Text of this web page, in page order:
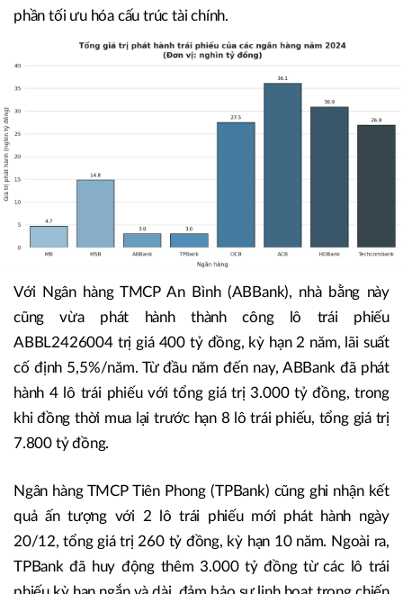
phần tối ưu hóa cấu trúc tài chính.
Với Ngân hàng TMCP An Bình (ABBank), nhà bằng này
cũng vừa phát hành thành công lô trái phiếu
ABBL2426004 trị giá 400 tỷ đồng, kỳ hạn 2 năm, lãi suất
cố định 5,5%/năm. Từ đầu năm đến nay, ABBank đã phát
hành 4 lô trái phiếu với tổng giá trị 3.000 tỷ đồng, trong
khi đồng thời mua lại trước hạn 8 lô trái phiếu, tổng giá trị
7.800 tỷ đồng.
Ngân hàng TMCP Tiên Phong (TPBank) cũng ghi nhận kết
quả ấn tượng với 2 lô trái phiếu mới phát hành ngày
20/12, tổng giá trị 260 tỷ đồng, kỳ hạn 10 năm. Ngoài ra,
TPBank đã huy động thêm 3.000 tỷ đồng từ các lô trái